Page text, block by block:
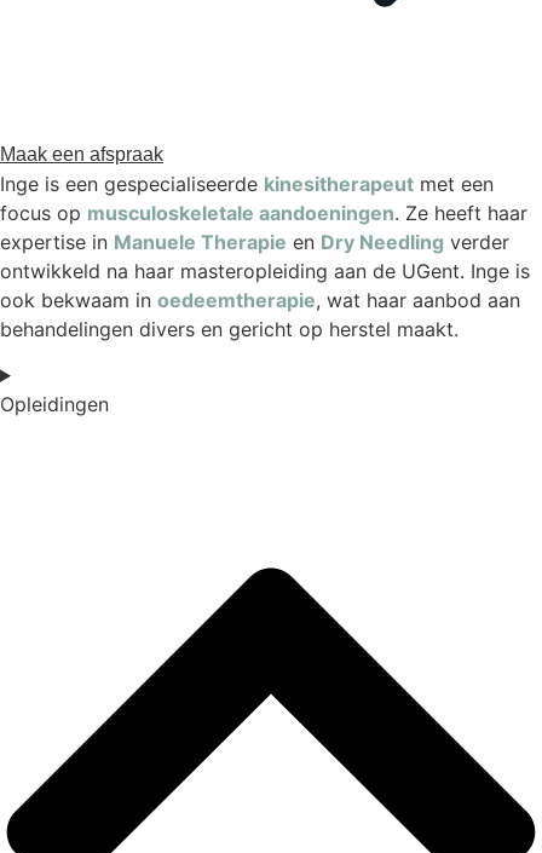
Maak een afspraak
Inge is een gespecialiseerde kinesitherapeut met een
focus op musculoskeletale aandoeningen. Ze heeft haar
expertise in Manuele Therapie en Dry Needling verder
ontwikkeld na haar masteropleiding aan de UGent. Inge is
ook bekwaam in oedeemtherapie, wat haar aanbod aan
behandelingen divers en gericht op herstel maakt.
Opleidingen